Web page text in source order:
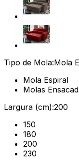
Tipo de Mola:Mola
Mola Espiral
Molas
Largura (cm):200
150
180
200
230